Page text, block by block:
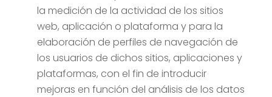
la medición de la actividad de los sitios
web, aplicación o plataforma y para la
elaboración de perfiles de navegación de
los usuarios de dichos sitios, aplicaciones y
plataformas, con el fin de introducir
mejoras en función del análisis de los datos